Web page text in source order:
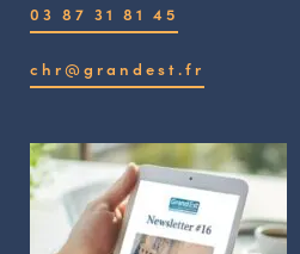
03 87 31 81 45
chr@grandest.fr